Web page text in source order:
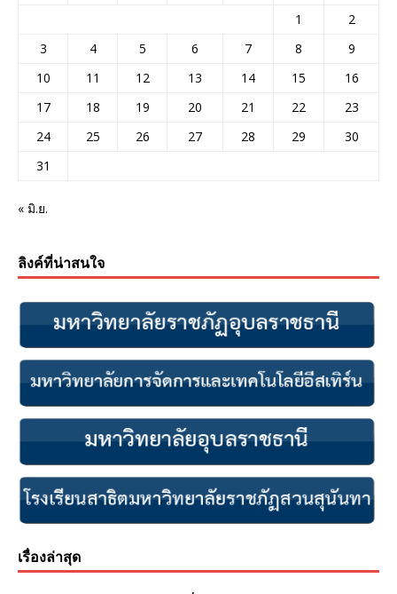
1
2
3
4 5 6 7 8
9
10
11 12 13 14 15
16
17
18 19 20 21 22
23
24
25 26 27 28 29
30
31
« มิ.ย.
ลิงค์ที่น่าสนใจ
เรื่องล่าสุด